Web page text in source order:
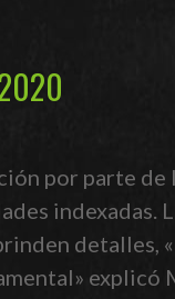
por parte
detalles,
explicó